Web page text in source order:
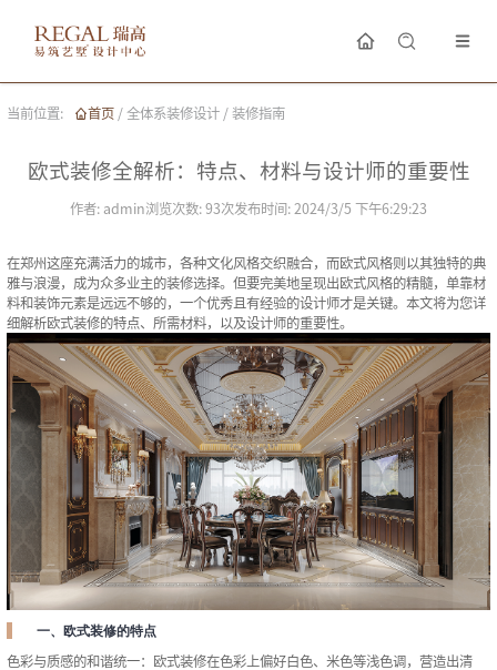
当前位置: 首页 / 全体系装修设计 / 装修指南
欧式装修全解析：特点、材料与设计师的重要性
作者: admin浏览次数: 93次发布时间: 2024/3/5 下午6:29:23
在郑州这座充满活力的城市，各种文化风格交织融合，而欧式风格则以其独特的典
雅与浪漫，成为众多业主的装修选择。但要完美地呈现出欧式风格的精髓，单靠材
料和装饰元素是远远不够的，一个优秀且有经验的设计师才是关键。本文将为您详
细解析欧式装修的特点、所需材料，以及设计师的重要性。
一、欧式装修的特点
色彩与质感的和谐统一：欧式装修在色彩上偏好白色、米色等浅色调，营造出清